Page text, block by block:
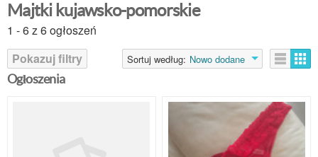
Majtki kujawsko-pomorskie
1 - 6 z 6 ogłoszeń
Pokazuj filtry
Sortuj według: Nowo dodane
Ogłoszenia